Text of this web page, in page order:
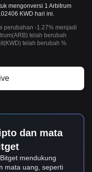
mengonversi 1 Arbitrum
KWD hari ini.
perubahan -1.27% menjadi
telah berubah
telah berubah %
dan mata
mendukung
mata uang, seperti